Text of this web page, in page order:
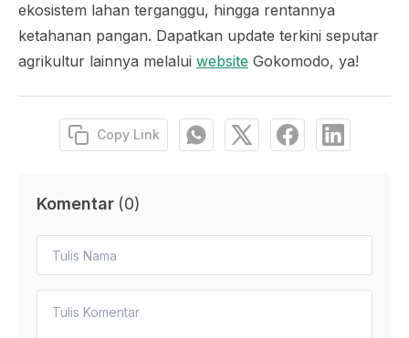
ekosistem lahan terganggu, hingga rentannya
ketahanan pangan. Dapatkan update terkini seputar
agrikultur lainnya melalui website Gokomodo, ya!
Copy Link
Komentar (0)